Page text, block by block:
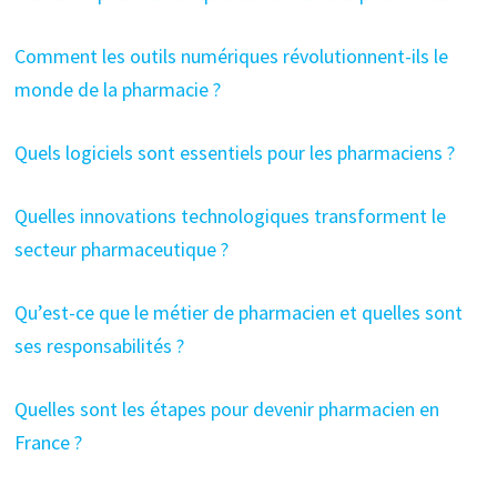
Comment les outils numériques révolutionnent-ils le
monde de la pharmacie ?
Quels logiciels sont essentiels pour les pharmaciens ?
Quelles innovations technologiques transforment le
secteur pharmaceutique ?
Qu’est-ce que le métier de pharmacien et quelles sont
ses responsabilités ?
Quelles sont les étapes pour devenir pharmacien en
France ?